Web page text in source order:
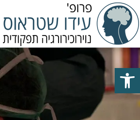
פתח סרגל נגישות